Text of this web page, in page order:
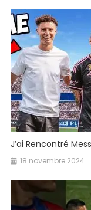
J’ai Rencontré
18 novembre 2024